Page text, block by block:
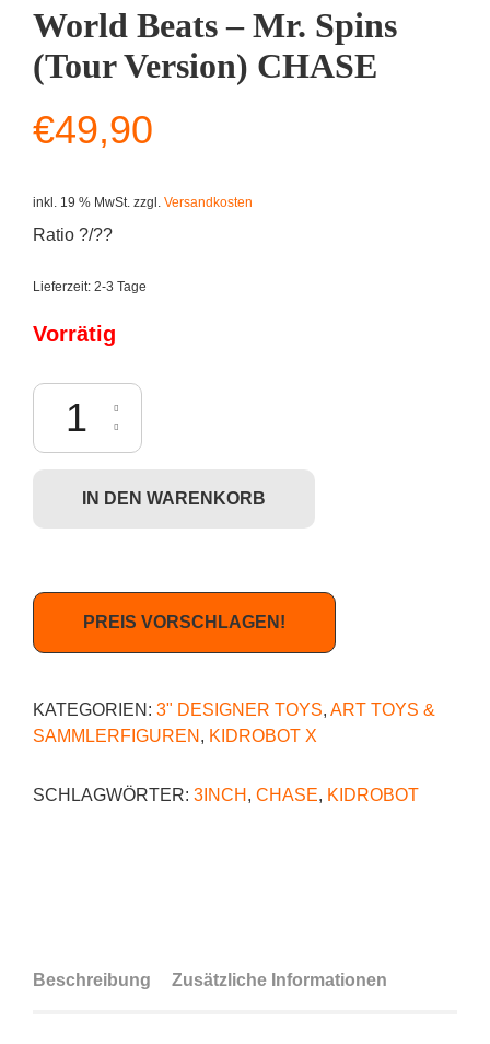
World Beats – Mr. Spins
(Tour Version) CHASE
€49,90
inkl. 19 % MwSt. zzgl. Versandkosten
Ratio ?/??
Lieferzeit: 2-3 Tage
Vorrätig
Kidrobot x MAD: Bent World Beats - Mr. Spins (Tour Version) CHASE
IN DEN WARENKORB
PREIS VORSCHLAGEN!
KATEGORIEN: 3" DESIGNER TOYS, ART TOYS &
SAMMLERFIGUREN , KIDROBOT X
SCHLAGWÖRTER: 3INCH , CHASE, KIDROBOT
Beschreibung Zusätzliche Informationen